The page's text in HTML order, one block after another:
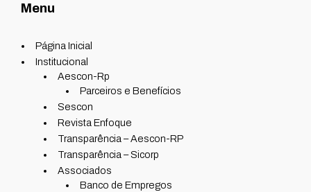
Menu
Página Inicial
Institucional
Aescon-Rp
Parceiros e Benefícios
Sescon
Revista Enfoque
Transparência – Aescon-RP
Transparência – Sicorp
Associados
Banco de Empregos